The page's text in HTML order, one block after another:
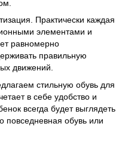
Практически каждая
элементами и
равномерно
правильную
движений.
стильную обувь для
в себе удобство и
всегда будет выглядеть
повседневная обувь или